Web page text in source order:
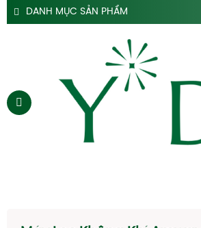
DANH MỤC SẢN PHẨM
SẢN PHẨM HỖ TRỢ DẠ DÀY Y DIỆU
SẢN PHẨM ĐẠI TRÀNG TÁO BÓN Y DIỆU
SẢN PHẨM HÀ THỦ Ô
SẢN PHẨM TAM THẤT Y DIỆU
SIRO HO